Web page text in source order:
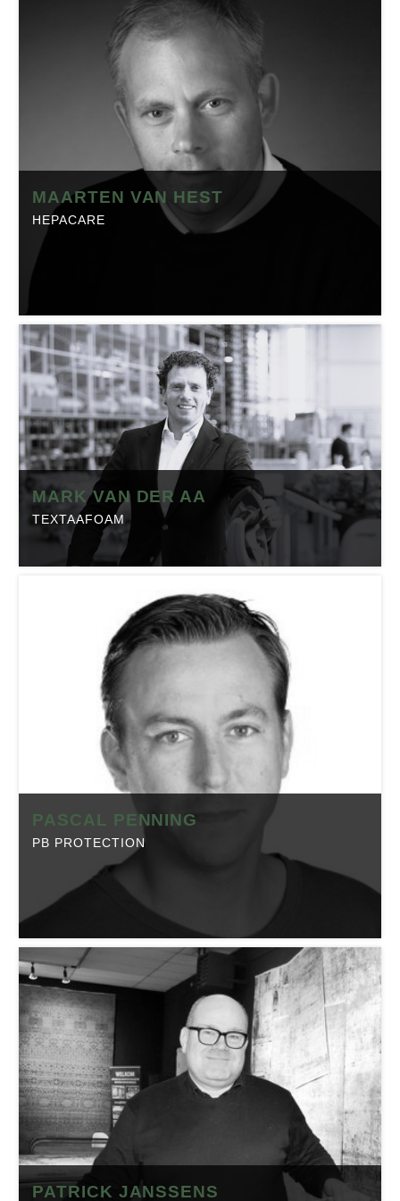
Positie:
Eigenaar
Telefoon:
0416-387387
Website: durea.nl
Branche:Textiel
Locatie:
Drunen
Made in Brabant is onderdeel van Regio Business, dé
Brabantse Business Community. Klik op onderstaande
button om het profiel op regio-business.nl te bekijken
MAARTEN VAN HEST
HEPACARE
MAARTEN VAN HEST
HepaCare
Positie:Eigenaar
Telefoon:073-5325032
Website:hepacare.nl
Branche:
Textiel
Locatie:
Geffen
Made in Brabant is onderdeel van Regio Business, dé
button om het profiel op regio-business.nl te bekijken
met daarop artikelen, events en de laatste
nieuwsberichten.
MARK VAN DER AA
TEXTAAFOAM
Textaafoam
Positie:Eigenaar
Telefoon:013-5345934
Website: textaafoam.nl
Branche:Textiel
Made in Brabant is onderdeel van Regio Business, dé
PASCAL PENNING
PB PROTECTION
PASCAL PENNING
PB Protection
Positie:
Eigenaar
Telefoon: 040-2063026
Website:pb-protection.nl
Branche:Textiel
Made in Brabant is onderdeel van Regio Business, dé
PATRICK JANSSENS